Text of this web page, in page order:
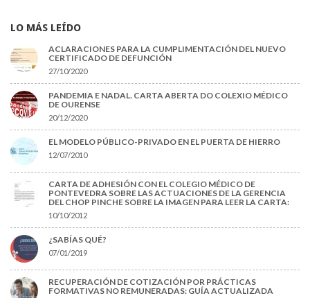
LO MÁS LEÍDO
ACLARACIONES PARA LA CUMPLIMENTACIÓN DEL NUEVO
CERTIFICADO DE DEFUNCIÓN
27/10/2020
PANDEMIA E NADAL. CARTA ABERTA DO COLEXIO MÉDICO
DE OURENSE
20/12/2020
EL MODELO PÚBLICO-PRIVADO EN EL PUERTA DE HIERRO
12/07/2010
CARTA DE ADHESIÓN CON EL COLEGIO MÉDICO DE
PONTEVEDRA SOBRE LAS ACTUACIONES DE LA GERENCIA
DEL CHOP PINCHE SOBRE LA IMAGEN PARA LEER LA CARTA:
10/10/2012
¿SABÍAS QUÉ?
07/01/2019
RECUPERACIÓN DE COTIZACIÓN POR PRÁCTICAS
FORMATIVAS NO REMUNERADAS: GUÍA ACTUALIZADA